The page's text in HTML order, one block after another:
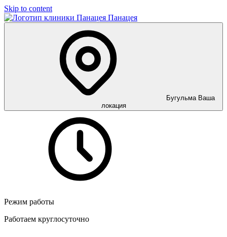
Skip to content
Панацея
Бугульма Ваша
локация
Режим работы
Работаем круглосуточно